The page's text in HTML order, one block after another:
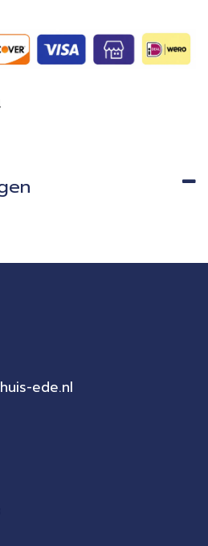
ede.nl